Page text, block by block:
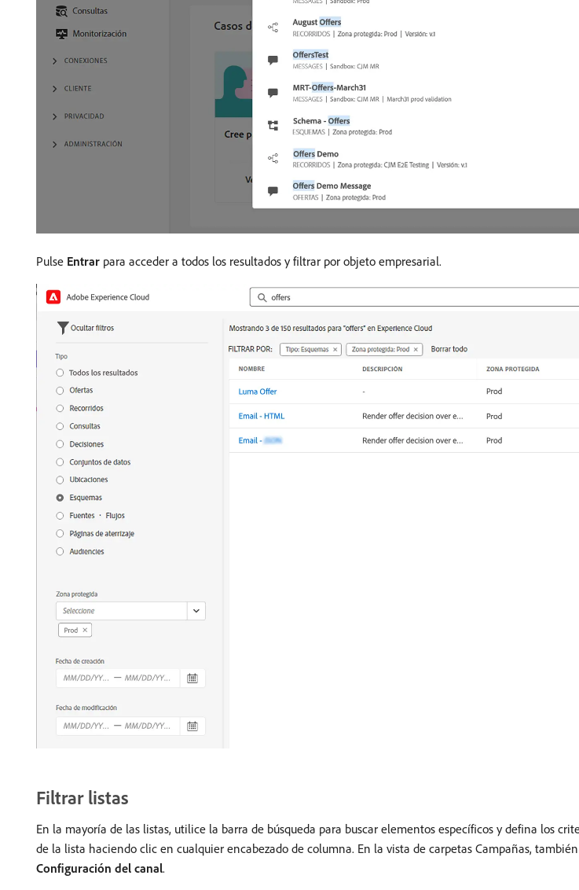
Pulse Entrar para acceder a todos los resultados y filtrar por objeto empresarial.
Filtrar listas
En la mayoría de las listas, utilice la barra de búsqueda para buscar elementos específicos y defina los
de la lista haciendo clic en cualquier encabezado de columna. En la vista de carpetas Campañas,
Configuración del canal.